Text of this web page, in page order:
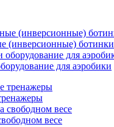
(инверсионные) ботинки
для аэробики
весе